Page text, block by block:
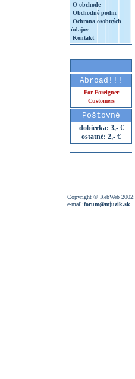
O obchode
Obchodné podm.
Ochrana osobných
údajov
Kontakt
Abroad!!!
For Foreigner
Customers
Poštovné
dobierka: 3,- €
ostatné: 2,- €
Copyright © RebWeb
e-mail:forum@mjuzik.sk